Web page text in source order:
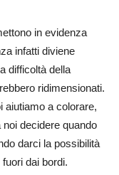
in evidenza
infatti diviene
difficoltà della
ridimensionati.
aiutiamo a colorare,
decidere quando
darci la possibilità
dai bordi.